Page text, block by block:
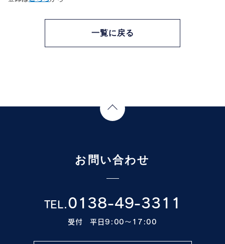
一覧に戻る
お問い合わせ
TEL.0138-49-3311
受付 平日9:00〜17:00